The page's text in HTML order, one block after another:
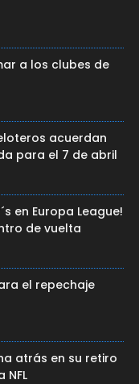
a los clubes de
acuerdan
para el 7 de abril
en Europa League!
de vuelta
el repechaje
atrás en su retiro
NFL